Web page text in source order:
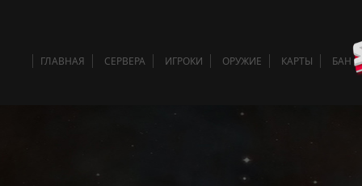
ГЛАВНАЯ СЕРВЕРА ИГРОКИ ОРУЖИЕ КАРТЫ БАН